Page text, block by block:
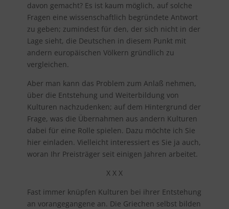
davon gemacht? Es ist kaum möglich, auf solche
Fragen eine wissenschaftlich begründete Antwort
zu geben; zumindest für den, der sich nicht in der
Lage sieht, die Deutschen in diesem Punkt mit
andern europäischen Völkern gründlich zu
vergleichen.
Aber man kann das Problem zum Anlaß nehmen,
über die Entstehung und Weiterbildung von
Kulturen nachzudenken; auf dem Hintergrund der
Frage, was die Übernahmen aus andern Kulturen
dabei für eine Rolle spielen. Dazu möchte ich Sie
hier einladen. Vielleicht interessiert es Sie ja auch,
woran Ihr Preisträger seit einigen Jahren arbeitet.
X X X
Fast immer knüpfen Kulturen bei ihrer Entstehung
an vorangegangene an. Die Griechen selbst bilden